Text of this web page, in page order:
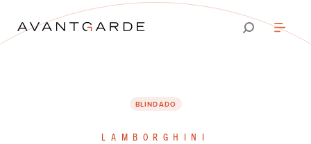
BLINDADO
LAMBORGHINI